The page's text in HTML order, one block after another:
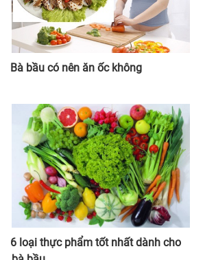
Bà bầu có nên ăn ốc không
6 loại thực phẩm tốt nhất dành cho